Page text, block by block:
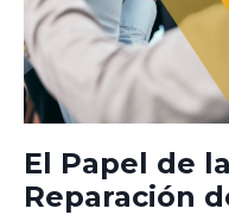
El Papel de
Reparación